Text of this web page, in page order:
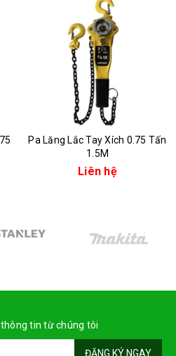
Pa Lăng Lắc Tay Xích 0.75 Tấn
1.5M
Liên hệ
tin từ chúng tôi
ĐĂNG KÝ NGAY